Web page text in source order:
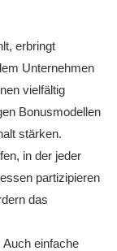
erbringt
Unternehmen
vielfältig
Bonusmodellen
stärken.
in der jeder
partizipieren
das
einfache